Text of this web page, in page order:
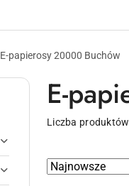
E-papierosy 20000 Buchów
E-
Liczba
Zastosowano
Sortuj